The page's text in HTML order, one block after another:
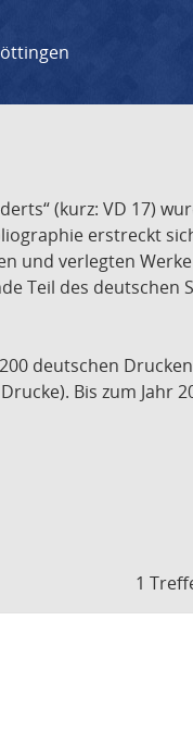
(kurz: VD 17)
erstreckt
verlegten
Teil des
deutschen
Bis zum Jahr
1